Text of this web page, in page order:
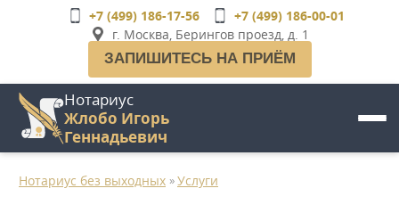
+7 (499) 186-17-56
+7 (499) 186-00-01
г. Москва, Берингов проезд, д. 1
ЗАПИШИТЕСЬ НА ПРИЁМ
Нотариус
Жлобо Игорь
Геннадьевич
Нотариус без выходных » Услуги